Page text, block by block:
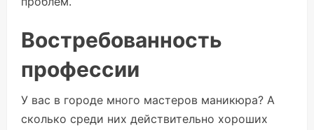
Востребованность
профессии
У вас в городе много мастеров маникюра? А
сколько среди них действительно хороших